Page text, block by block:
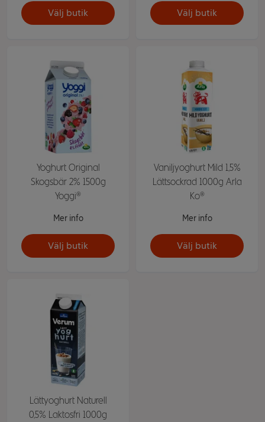
Välj butik Välj butik
Yoghurt Original
Skogsbär 2% 1500g
Yoggi®
Mer info
Välj butik
Vaniljyoghurt Mild 1,5%
Lättsockrad 1000g Arla
Ko®
Mer info
Välj butik
Lättyoghurt Naturell
0,5% Laktosfri 1000g